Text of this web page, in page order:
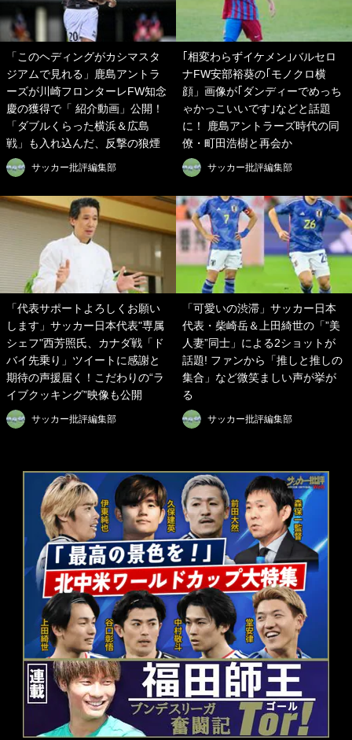
「このヘディングがカシマスタ
ジアムで見れる」鹿島アントラ
ーズが川崎フロンターレFW知念
慶の獲得で「 紹介動画」公開！
「ダブルくらった横浜＆広島
戦」も入れ込んだ、反撃の狼煙
サッカー批評編集部
｢相変わらずイケメン｣バルセロ
ナFW安部裕葵の｢モノクロ横
顔」画像が｢ダンディーでめっち
ゃかっこいいです｣などと話題
に！ 鹿島アントラーズ時代の同
僚・町田浩樹と再会か
サッカー批評編集部
「代表サポートよろしくお願い
します」サッカー日本代表"専属
シェフ"西芳照氏、カナダ戦「ド
バイ先乗り」ツイートに感謝と
期待の声援届く！こだわりの“ラ
イブクッキング”映像も公開
サッカー批評編集部
「可愛いの渋滞」サッカー日本
代表・柴崎岳＆上田綺世の「”美
人妻”同士」による2ショットが
話題! ファンから「推しと推しの
集合」など微笑ましい声が挙が
る
サッカー批評編集部